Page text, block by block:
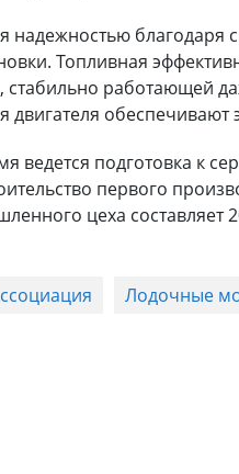
надежностью благодаря
Топливная
стабильно работающей
двигателя обеспечивают
ведется подготовка к
первого
цеха составляет
Лодочные